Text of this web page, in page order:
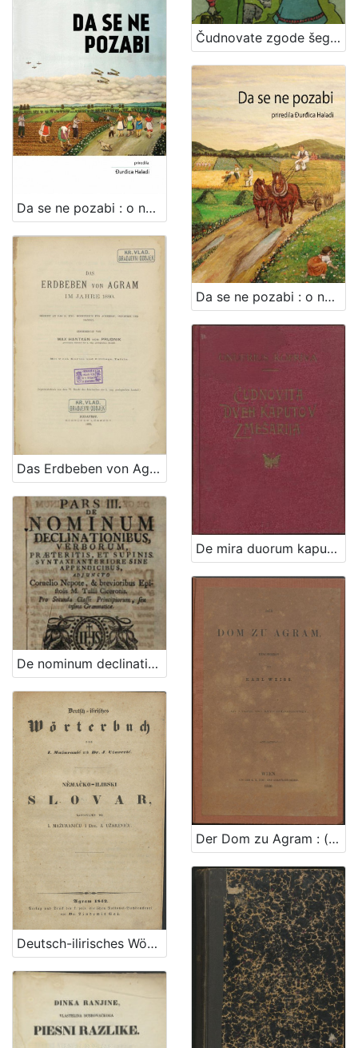
Čudnovate zgode šegrta Hlapića : pripovijest za djecu / napisala Ivana Brlić-Mažuranić ; sa slikama Naste Šenoa-Rojc
Da se ne pozabi : o narodnim običajima brdovečkog kraja : II. dio / priredila Đurđica Haladi ; [autori tekstova Đurđica Haladi... et al.]
Da se ne pozabi : o narodnim običajima brdovečkog kraja / priredila Đurđica Haladi ; [autori tekstova Smiljka Bukovina... et. al.]
Das Erdbeben von Agram im Jahre 1880. / eingereicht von Max Hantken von Prudnik
De mira duorum kaputorum metamorphosi seu Čudnovita dveh kaputov zmešarija : in memoriam tristissimae illius sed demum feliciter perpessae ultimae anni noctis : 1873 / [Onofrius Kopriva]
De nominum declinationibus, verborum, praeteritis, et supinis : syntaxi anteriore sine appendicibus : pro secunda classe principiorum, seu infima grammaticae : adjuncto Cornelio Nepote, & brevioribus epistolis M. Tullii Ciceronis / Emmanualis Alvari e societate Jesu
Der Dom zu Agram : (mit 1 Tafel und XXVII Holzschnitten) / beschrieben von Karl Weiss ; [autor crteža J. Lippert]
Deutsch-ilirisches Wörterbuch / sastavljen po I. Mažuraniću i J. Užareviću